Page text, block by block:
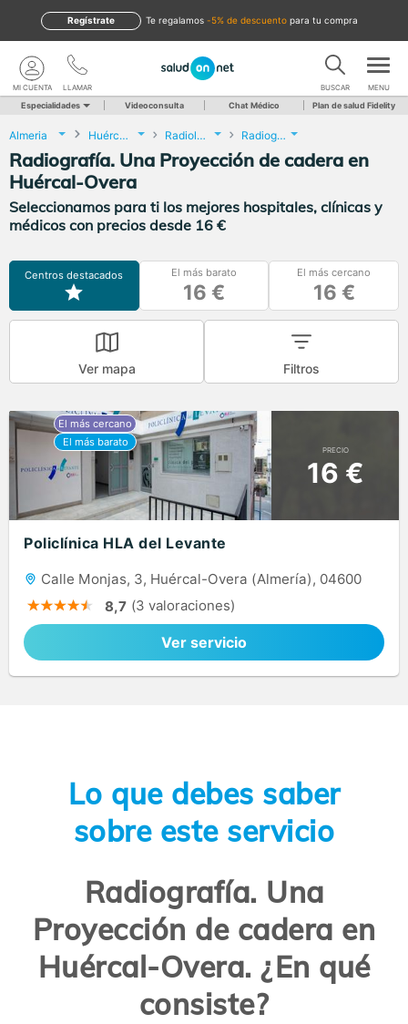
te regalamos -5% de descuento para tu compra
Regístrate
LLAMAR
MI CUENTA BUSCAR MENU
Especialidades Videoconsulta Chat Médico Plan de salud Fidelity
Almeria Huércal-Overa Radiología Radiografía. Una Proyección de cadera
Radiografía. Una Proyección de cadera en
Huércal-Overa
Seleccionamos para ti los mejores hospitales, clínicas y
médicos con precios desde 16 €
Centros destacados El más barato
16 €
El más cercano
16 €
Ver mapa Filtros
PRECIO
16 €
Policlínica HLA del Levante
Calle Monjas, 3, Huércal-Overa (Almería), 04600
8,7 (3 valoraciones)
Ver servicio
Lo que debes saber
sobre este servicio
Radiografía. Una
Proyección de cadera en
Huércal-Overa. ¿En qué
consiste?